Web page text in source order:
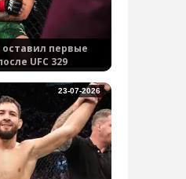
первые
UFC 329
23-07-2026